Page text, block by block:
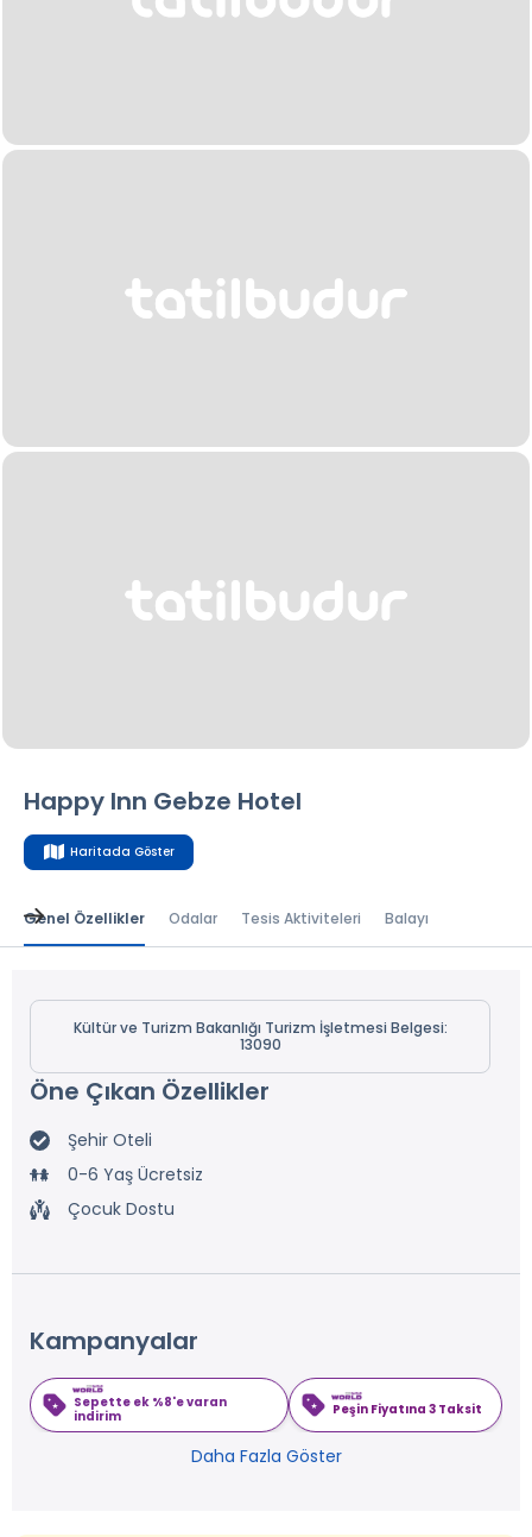
Happy Inn Gebze Hotel
Haritada Göster
Genel Özellikler Odalar Tesis Aktiviteleri Balayı
Kültür ve Turizm Bakanlığı Turizm İşletmesi Belgesi:
13090
Öne Çıkan Özellikler
Şehir Oteli
0-6 Yaş Ücretsiz
Çocuk Dostu
Kampanyalar
Sepette ek %8'e varan
indirim
Peşin Fiyatına 3 Taksit
Daha Fazla Göster